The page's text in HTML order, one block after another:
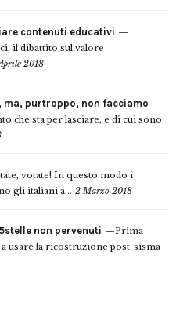
contenuti educativi
il dibattito sul valore
2018
ma, purtroppo, non facciamo
che sta per lasciare, e di cui sono
votate! In questo modo i
gli italiani a... 2 Marzo 2018
non pervenuti
Prima
usare la ricostruzione post-sisma